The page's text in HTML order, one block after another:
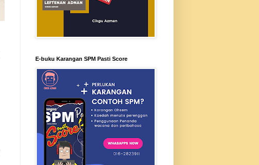
E-buku Karangan SPM Pasti Score